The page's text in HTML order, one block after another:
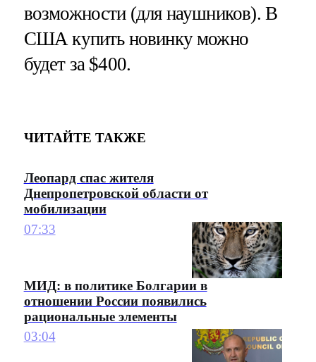
возможности (для наушников). В
США купить новинку можно
будет за $400.
ЧИТАЙТЕ ТАКЖЕ
Леопард спас жителя
Днепропетровской области от
мобилизации
07:33
МИД: в политике Болгарии в
отношении России появились
рациональные элементы
03:04